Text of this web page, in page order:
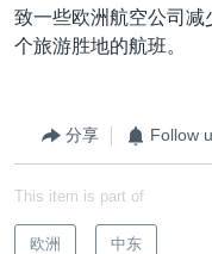
致一些欧洲航空公司
个旅游胜地的航班。
分享 Follow
This item is part of
欧洲 中东